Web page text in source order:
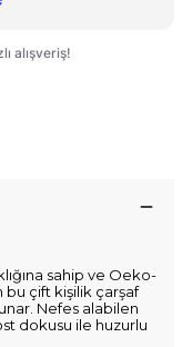
sahip ve Oeko-
bu çift kişilik çarşaf
Nefes alabilen
dokusu ile huzurlu